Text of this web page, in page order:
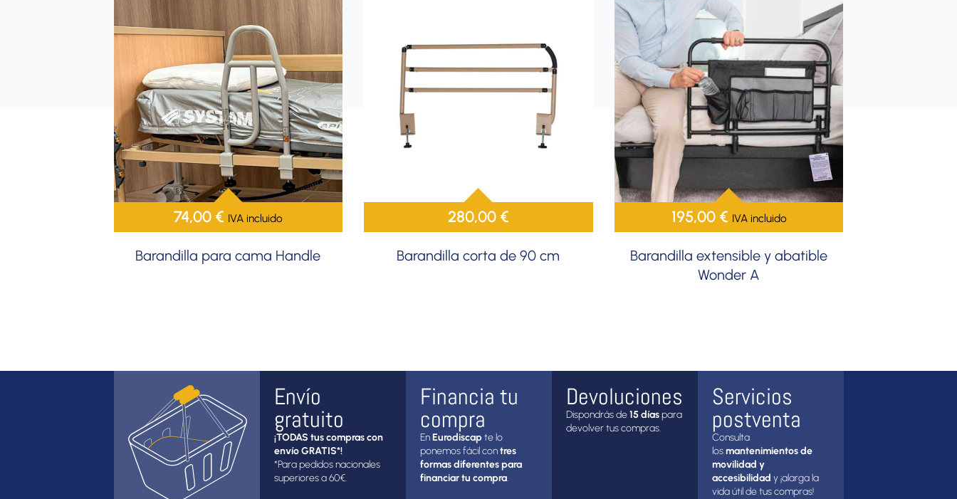
74,00€ IVA incluido
Barandilla para cama Handle
280,00€
Barandilla corta de 90 cm
195,00€ IVA incluido
Barandilla extensible y abatible
Wonder A
Envío
gratuito
¡TODAS tus compras con
envío GRATIS*!
*Para pedidos nacionales
superiores a 60€.
Financia tu
compra
EnEurodiscapte lo
ponemos fácil contres
formas diferentes para
financiar tu compra.
Devoluciones
Dispondrás de15 díaspara
devolver tus compras.
Servicios
postventa
Consulta
losmantenimientos de
movilidad y
accesibilidad y ¡alarga la
vida útil de tus compras!